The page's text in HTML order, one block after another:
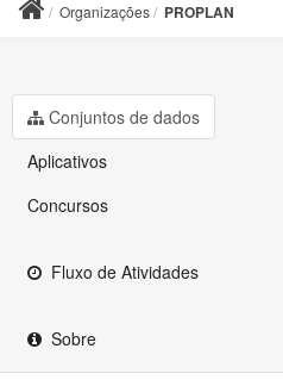
Organizações PROPLAN
Conjuntos de dados
Aplicativos
Concursos
Fluxo de Atividades
Sobre